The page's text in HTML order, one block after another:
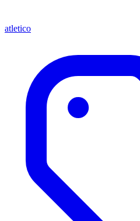
atletico